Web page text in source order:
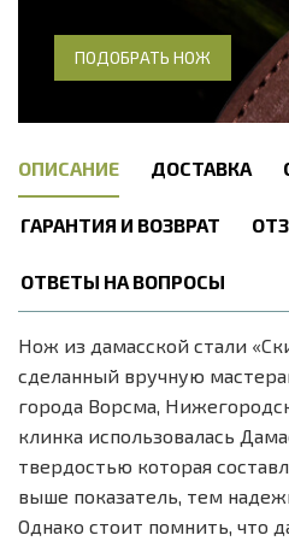
ПОДОБРАТЬ НОЖ
ОПИСАНИЕ ДОСТАВКА
ГАРАНТИЯ И ВОЗВРАТ
ОТВЕТЫ НА ВОПРОСЫ
Нож из дамасской стали
сделанный вручную
города Ворсма,
клинка использовалась
твердостью которая
выше показатель, тем
Однако стоит помнить, что